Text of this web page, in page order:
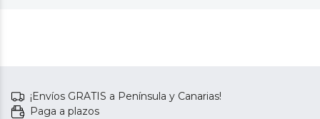
¡Envíos GRATIS a Península y Canarias!
Paga a plazos